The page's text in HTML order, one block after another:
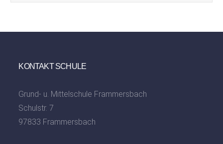
KONTAKT SCHULE
Grund- u. Mittelschule Frammersbach
Schulstr. 7
97833 Frammersbach